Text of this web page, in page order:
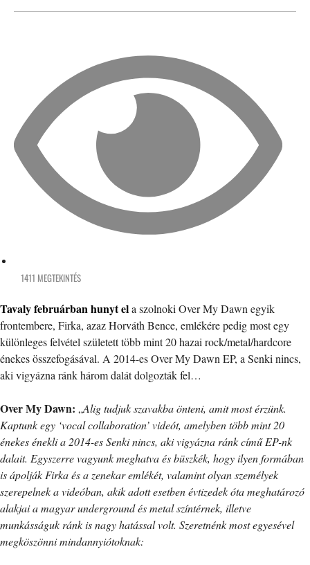
1411 MEGTEKINTÉS
Tavaly februárban hunyt ela szolnoki Over My Dawn egyik
frontembere, Firka, azaz Horváth Bence, emlékére pedig most egy
különleges felvétel született több mint 20 hazai rock/metal/hardcore
énekes összefogásával. A 2014-es Over My Dawn EP, a Senki nincs,
aki vigyázna ránk három dalát dolgozták fel…
Over My Dawn: „Alig tudjuk szavakba önteni, amit most érzünk.
Kaptunk egy ‘vocal collaboration’ videót, amelyben több mint 20
énekes énekli a 2014-es Senki nincs, aki vigyázna ránk című EP-nk
dalait. Egyszerre vagyunk meghatva és büszkék, hogy ilyen formában
is ápolják Firka és a zenekar emlékét, valamint olyan személyek
szerepelnek a videóban, akik adott esetben évtizedek óta meghatározó
alakjai a magyar underground és metal színtérnek, illetve
munkásságuk ránk is nagy hatással volt. Szeretnénk most egyesével
megköszönni mindannyiótoknak: